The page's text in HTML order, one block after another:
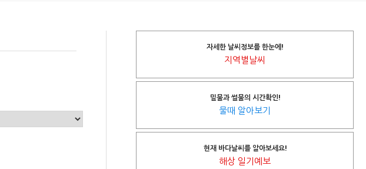
자세한 날씨정보를 한눈에!
지역별날씨
밀물과 썰물의 시간확인!
물때 알아보기
현재 바다날씨를 알아보세요!
해상 일기예보